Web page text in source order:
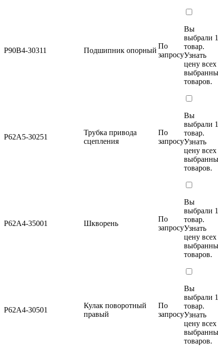
P90B4-30311 Подшипник опорный
По
запросу
Вы
выбрали 1
товар.
Узнать
цену всех
товаров.
P62A5-30251
Трубка привода
сцепления
По
запросу
Вы
выбрали 1
товар.
Узнать
цену всех
товаров.
P62A4-35001 Шкворень
По
запросу
Вы
выбрали 1
товар.
Узнать
цену всех
товаров.
P62A4-30501
Кулак поворотный
правый
По
запросу
Вы
выбрали 1
товар.
Узнать
цену всех
товаров.